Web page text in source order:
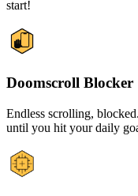
start!
Doomscroll Blocker
Endless scrolling,
until you hit your daily